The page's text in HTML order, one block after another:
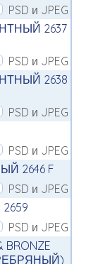
PSD и JPEG
2637
PSD и JPEG
2638
PSD и JPEG
PSD и JPEG
2646 F
PSD и JPEG
PSD и JPEG
BRONZE